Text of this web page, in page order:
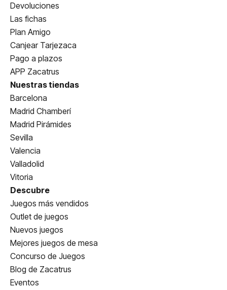
Devoluciones
Las fichas
Plan Amigo
Canjear Tarjezaca
Pago a plazos
APP Zacatrus
Nuestras tiendas
Barcelona
Madrid Chamberí
Madrid Pirámides
Sevilla
Valencia
Valladolid
Vitoria
Descubre
Juegos más vendidos
Outlet de juegos
Nuevos juegos
Mejores juegos de mesa
Concurso de Juegos
Blog de Zacatrus
Eventos